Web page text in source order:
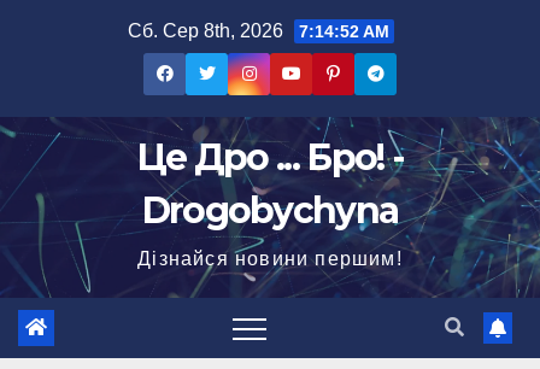
Сб. Сер 8th, 2026 7:14:53 AM
Це Дро ... Бро! -
Drogobychyna
Дізнайся новини першим!